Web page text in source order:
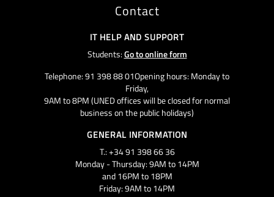
Contact
IT HELP AND SUPPORT
Students:Go to online form
Telephone: 91 398 88 01Opening hours: Monday to
Friday,
9AM to 8PM (UNED offices will be closed for normal
business on the public holidays)
GENERAL INFORMATION
T.: +34 91 398 66 36
Monday - Thursday: 9AM to 14PM
and 16PM to 18PM
Friday: 9AM to 14PM